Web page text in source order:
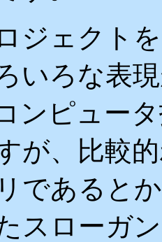
ジェクト
いろな表
ンピュー
が、比較
であると
スローガ